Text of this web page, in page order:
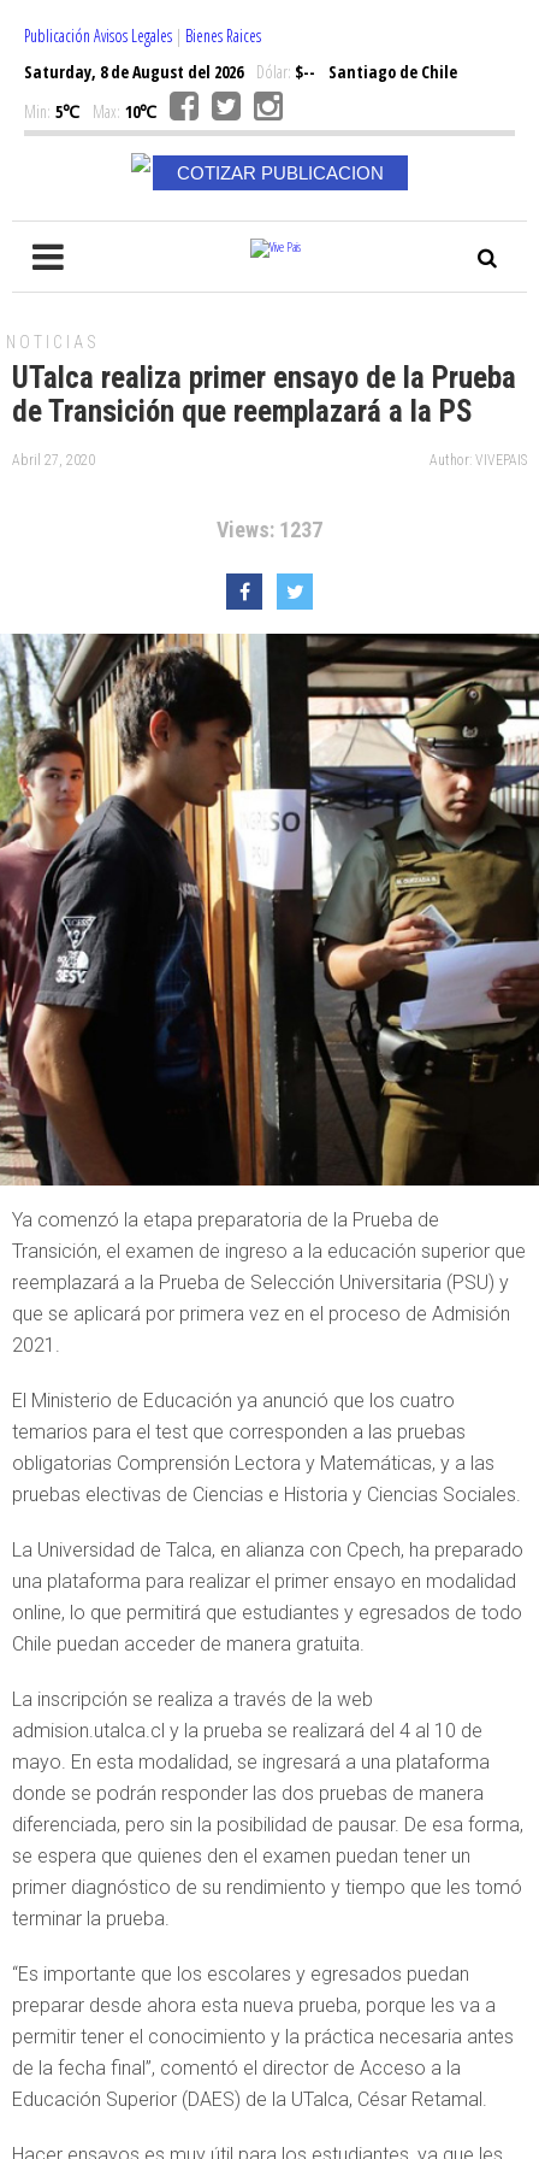
Publicación Avisos Legales | Bienes Raices
Saturday, 8 de August del 2026Dólar: $--
Santiago de Chile
Min: 5℃ Max: 10℃
COTIZAR PUBLICACION
NOTICIAS
UTalca realiza primer ensayo de la Prueba
de Transición que reemplazará a la PS
Abril 27, 2020 Author: VIVEPAIS
Views: 1237
Ya comenzó la etapa preparatoria de la Prueba de
Transición, el examen de ingreso a la educación superior que
reemplazará a la Prueba de Selección Universitaria (PSU) y
que se aplicará por primera vez en el proceso de Admisión
2021.
El Ministerio de Educación ya anunció que los cuatro
temarios para el test que corresponden a las pruebas
obligatorias Comprensión Lectora y Matemáticas, y a las
pruebas electivas de Ciencias e Historia y Ciencias Sociales.
La Universidad de Talca, en alianza con Cpech, ha preparado
una plataforma para realizar el primer ensayo en modalidad
online, lo que permitirá que estudiantes y egresados de todo
Chile puedan acceder de manera gratuita.
La inscripción se realiza a través de la web
admision.utalca.cl y la prueba se realizará del 4 al 10 de
mayo. En esta modalidad, se ingresará a una plataforma
donde se podrán responder las dos pruebas de manera
diferenciada, pero sin la posibilidad de pausar. De esa forma,
se espera que quienes den el examen puedan tener un
primer diagnóstico de su rendimiento y tiempo que les tomó
terminar la prueba.
“Es importante que los escolares y egresados puedan
preparar desde ahora esta nueva prueba, porque les va a
permitir tener el conocimiento y la práctica necesaria antes
de la fecha final”, comentó el director de Acceso a la
Educación Superior (DAES) de la UTalca, César Retamal.